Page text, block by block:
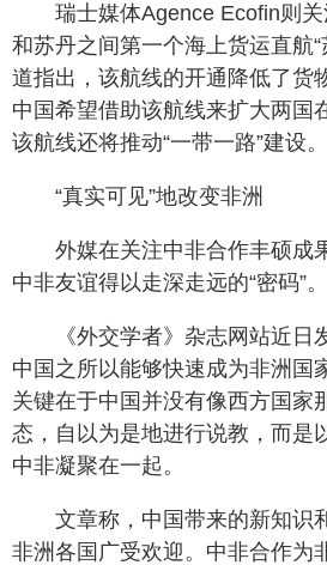
瑞士媒体Agence Ecofin则
和苏丹之间第一个海上货运直航
道指出，该航线的开通降低了货
中国希望借助该航线来扩大两国
该航线还将推动“一带一路”建设。
“真实可见”地改变非洲
外媒在关注中非合作丰硕成
中非友谊得以走深走远的“密码”。
《外交学者》杂志网站近日
中国之所以能够快速成为非洲国
关键在于中国并没有像西方国家
态，自以为是地进行说教，而是
中非凝聚在一起。
文章称，中国带来的新知识
非洲各国广受欢迎。中非合作为